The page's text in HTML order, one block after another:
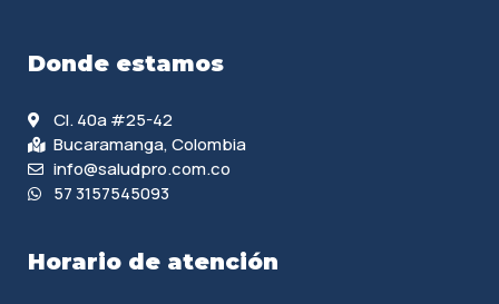
Donde estamos
Cl. 40a #25-42
Bucaramanga, Colombia
info@saludpro.com.co
57 3157545093
Horario de atención